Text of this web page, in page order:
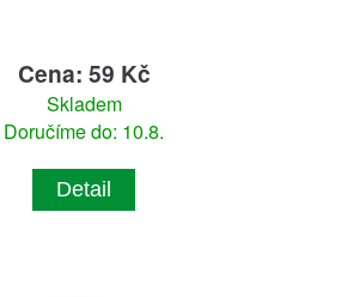
Cena: 59 Kč
Skladem
Doručíme do: 10.8.
Detail